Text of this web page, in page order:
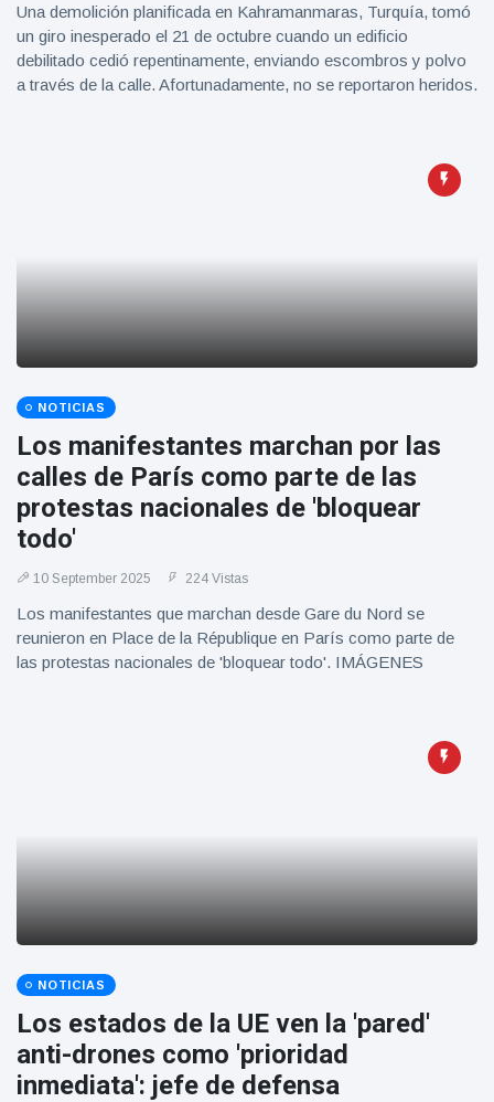
Una demolición planificada en Kahramanmaras, Turquía, tomó
un giro inesperado el 21 de octubre cuando un edificio
debilitado cedió repentinamente, enviando escombros y polvo
a través de la calle. Afortunadamente, no se reportaron heridos.
NOTICIAS
Los manifestantes marchan por las
calles de París como parte de las
protestas nacionales de 'bloquear
todo'
10 September 2025 224 Vistas
Los manifestantes que marchan desde Gare du Nord se
reunieron en Place de la République en París como parte de
las protestas nacionales de 'bloquear todo'. IMÁGENES
NOTICIAS
Los estados de la UE ven la 'pared'
anti-drones como 'prioridad
inmediata': jefe de defensa